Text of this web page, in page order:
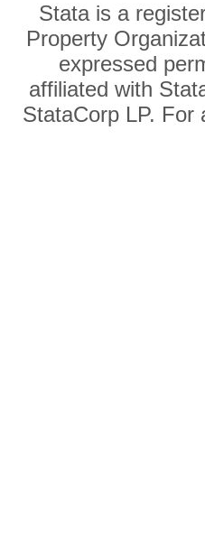
Stata is a
Property
expressed
affiliated with
StataCorp LP.